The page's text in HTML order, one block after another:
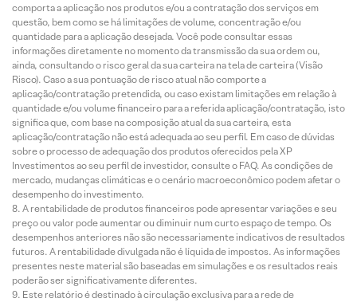
comporta a aplicação nos produtos e/ou a contratação dos serviços em
questão, bem como se há limitações de volume, concentração e/ou
quantidade para a aplicação desejada. Você pode consultar essas
informações diretamente no momento da transmissão da sua ordem ou,
ainda, consultando o risco geral da sua carteira na tela de carteira (Visão
Risco). Caso a sua pontuação de risco atual não comporte a
aplicação/contratação pretendida, ou caso existam limitações em relação à
quantidade e/ou volume financeiro para a referida aplicação/contratação, isto
significa que, com base na composição atual da sua carteira, esta
aplicação/contratação não está adequada ao seu perfil. Em caso de dúvidas
sobre o processo de adequação dos produtos oferecidos pela XP
Investimentos ao seu perfil de investidor, consulte o FAQ. As condições de
mercado, mudanças climáticas e o cenário macroeconômico podem afetar o
desempenho do investimento.
A rentabilidade de produtos financeiros pode apresentar variações e seu
preço ou valor pode aumentar ou diminuir num curto espaço de tempo. Os
desempenhos anteriores não são necessariamente indicativos de resultados
futuros. A rentabilidade divulgada não é líquida de impostos. As informações
presentes neste material são baseadas em simulações e os resultados reais
poderão ser significativamente diferentes.
Este relatório é destinado à circulação exclusiva para a rede de